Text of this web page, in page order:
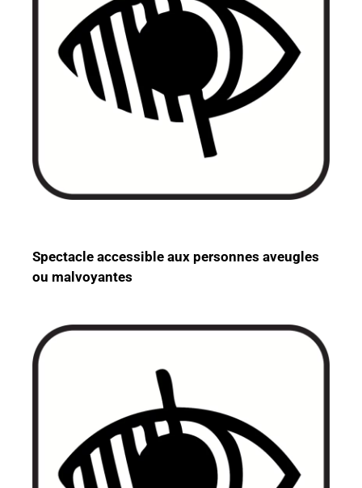
Spectacle accessible aux personnes aveugles
ou malvoyantes